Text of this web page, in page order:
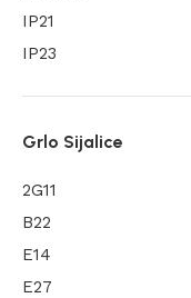
IP21
IP23
IP44
IP44/43
IP54
IP64
IP65
Grlo Sijalice
2G11
B22
E14
E27